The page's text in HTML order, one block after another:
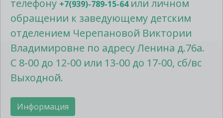
телефону +7(939)-789-15-64 или личном
обращении к заведующему детским
отделением Черепановой Виктории
Владимировне по адресу Ленина д.76а.
С 8-00 до 12-00 или 13-00 до 17-00, сб/вс
Выходной.
Информация